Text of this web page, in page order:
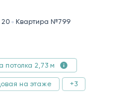
Квартира №799
потолка 2,73 м
на этаже +3